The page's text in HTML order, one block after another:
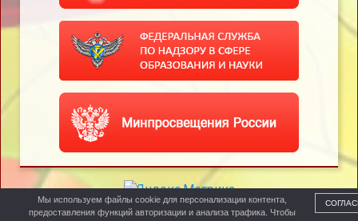
Мы используем файлы cookie для персонализации контента,
предоставления функций авторизации и анализа трафика. Чтобы